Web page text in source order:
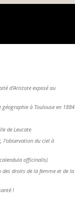
d'Aristote exposé au
à Toulouse en 1884
de Leucate
l’observation du ciel à
officinalis)
des droits de la femme et de la
!